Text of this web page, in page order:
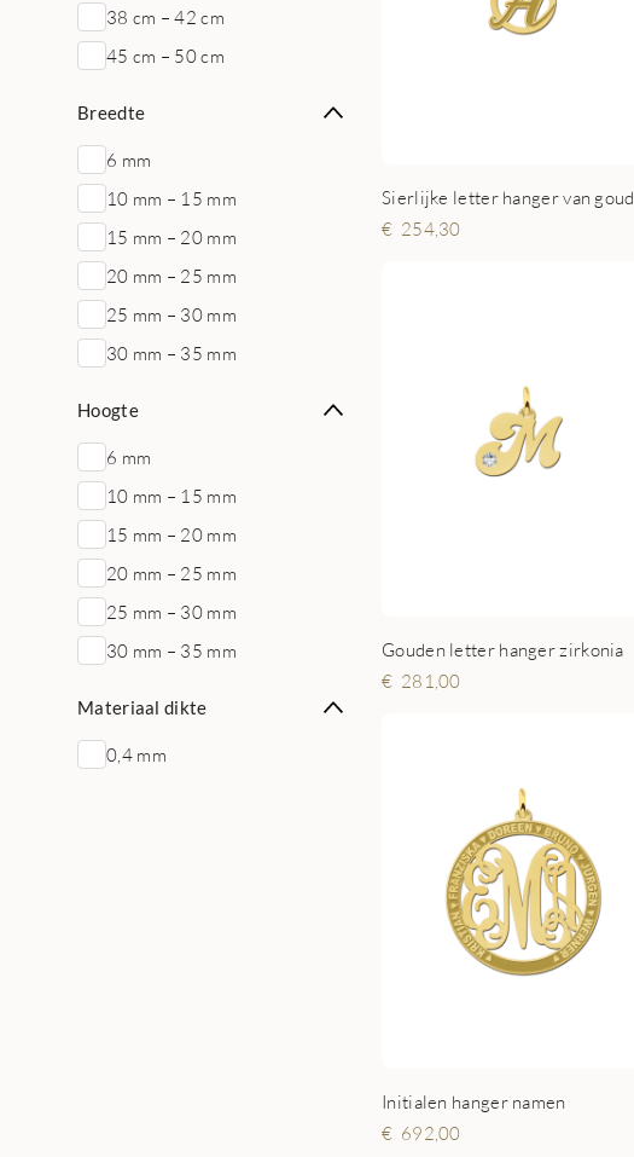
38 cm – 42 cm
45 cm – 50 cm
Breedte
6 mm
10 mm – 15 mm
15 mm – 20 mm
20 mm – 25 mm
25 mm – 30 mm
30 mm – 35 mm
Hoogte
6 mm
10 mm – 15 mm
15 mm – 20 mm
20 mm – 25 mm
25 mm – 30 mm
30 mm – 35 mm
Materiaal dikte
0,4 mm
Sierlijke letter hanger van goud
254,30
Gouden letter hanger zirkonia
281,00
Initialen hanger namen
692,00